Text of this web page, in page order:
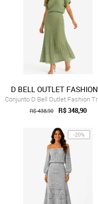
D BELL OUTLET FASHION
R$ 438,90 R$ 348,90
-20%